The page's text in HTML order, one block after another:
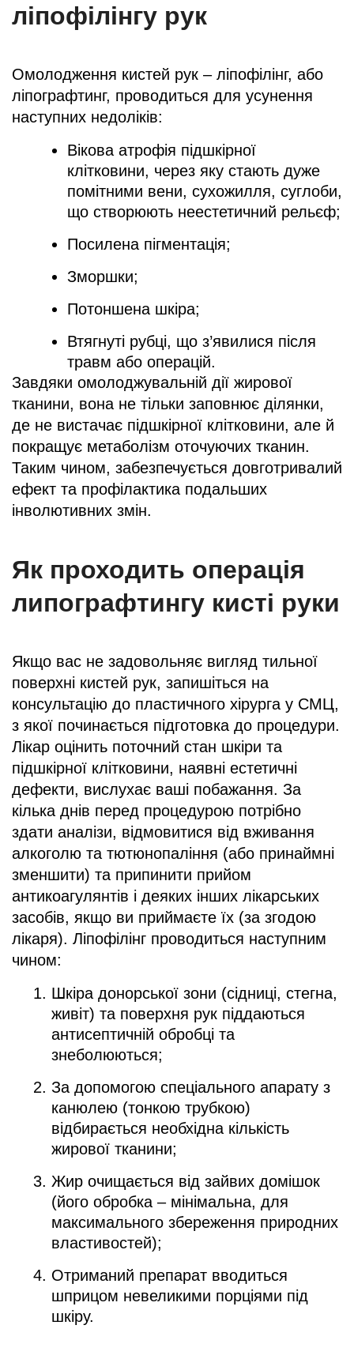
ліпофілінгу рук
Омолодження кистей рук – ліпофілінг, або
ліпографтинг, проводиться для усунення
наступних недоліків:
Вікова атрофія підшкірної
клітковини, через яку стають дуже
помітними вени, сухожилля, суглоби,
що створюють неестетичний рельєф;
Посилена пігментація;
Зморшки;
Потоншена шкіра;
Втягнуті рубці, що з’явилися після
травм або операцій.
Завдяки омолоджувальній дії жирової
тканини, вона не тільки заповнює ділянки,
де не вистачає підшкірної клітковини, але й
покращує метаболізм оточуючих тканин.
Таким чином, забезпечується довготривалий
ефект та профілактика подальших
інволютивних змін.
Як проходить операція
липографтингу кисті руки
Якщо вас не задовольняє вигляд тильної
поверхні кистей рук, запишіться на
консультацію до пластичного хірурга у СМЦ,
з якої починається підготовка до процедури.
Лікар оцінить поточний стан шкіри та
підшкірної клітковини, наявні естетичні
дефекти, вислухає ваші побажання. За
кілька днів перед процедурою потрібно
здати аналізи, відмовитися від вживання
алкоголю та тютюнопаління (або принаймні
зменшити) та припинити прийом
антикоагулянтів і деяких інших лікарських
засобів, якщо ви приймаєте їх (за згодою
лікаря). Ліпофілінг проводиться наступним
чином:
Шкіра донорської зони (сідниці, стегна,
живіт) та поверхня рук піддаються
антисептичній обробці та
знеболюються;
За допомогою спеціального апарату з
канюлею (тонкою трубкою)
відбирається необхідна кількість
жирової тканини;
Жир очищається від зайвих домішок
(його обробка – мінімальна, для
максимального збереження природних
властивостей);
Отриманий препарат вводиться
шприцом невеликими порціями під
шкіру.